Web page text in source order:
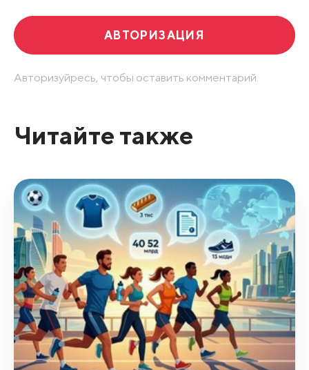
АВТОРИЗАЦИЯ
Авторизуйресь, чтобы оставить комментарий.
Читайте также